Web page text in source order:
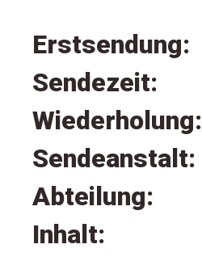
Erstsendung:
Sendezeit:
Wiederholung:
Sendeanstalt:
Abteilung:
Inhalt: